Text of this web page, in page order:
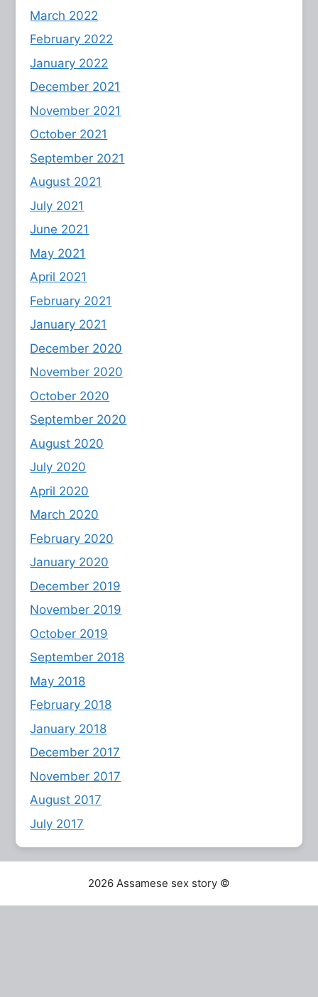
March 2022
February 2022
January 2022
December 2021
November 2021
October 2021
September 2021
August 2021
July 2021
June 2021
May 2021
April 2021
February 2021
January 2021
December 2020
November 2020
October 2020
September 2020
August 2020
July 2020
April 2020
March 2020
February 2020
January 2020
December 2019
November 2019
October 2019
September 2018
May 2018
February 2018
January 2018
December 2017
November 2017
August 2017
July 2017
2026 Assamese sex story ©